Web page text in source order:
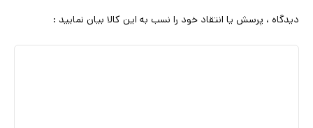
دیدگاه ، پرسش یا انتقاد خود را نسب به این کالا بیان نمایید :